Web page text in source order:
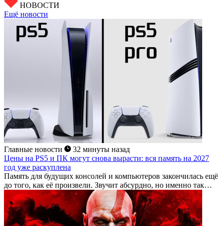
НОВОСТИ
Ещё новости
Главные новости
32 минуты назад
Цены на PS5 и ПК могут снова вырасти: вся память на 2027
год уже раскуплена
Память для будущих консолей и компьютеров закончилась ещё
до того, как её произвели. Звучит абсурдно, но именно так
описывает ситуацию...